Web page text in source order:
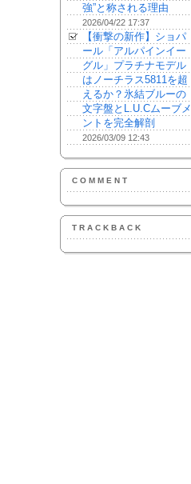
強”と称される理由
2026/04/22 17:37
【衝撃の新作】ショパ
ール「アルパインイー
グル」プラチナモデル
はノーチラス5811を超
えるか？氷結ブルーの
文字盤とL.U.Cムーブメ
ントを完全解剖
2026/03/09 12:43
COMMENT
TRACKBACK